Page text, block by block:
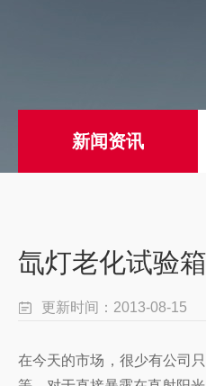
新闻资讯
氙灯老化试验
更新时间：2013-08-15
在今天的市场，很少有公司